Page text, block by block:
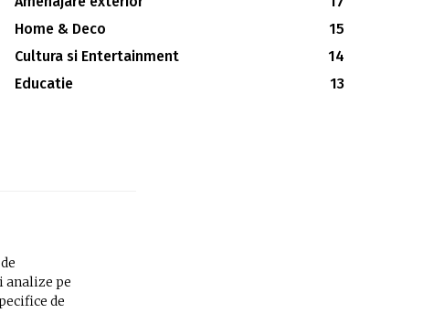
Home & Deco
15
Cultura si Entertainment
14
Educatie
13
pe
de